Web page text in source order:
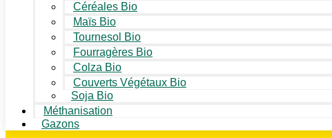
Céréales Bio
Maïs Bio
Tournesol Bio
Fourragères Bio
Colza Bio
Couverts Végétaux Bio
Soja Bio
Méthanisation
Gazons